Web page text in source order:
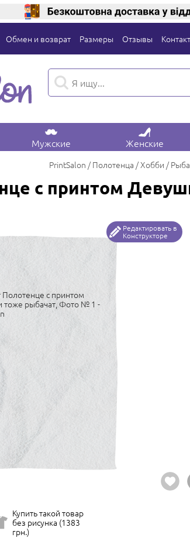
Обмен и возврат Размеры Отзывы
Мужские Женские
PrintSalon Полотенца Хобби
с принтом
Редактировать в
Конструкторе
Купить такой товар
без рисунка (1383
грн.)